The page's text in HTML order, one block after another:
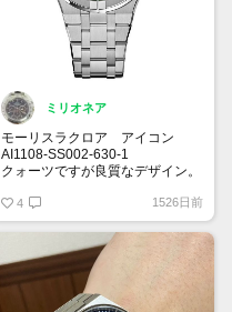
ミリオネア
モーリスラクロア アイコン
AI1108-SS002-630-1
クォーツですが良質なデザイン。
4 1526日前